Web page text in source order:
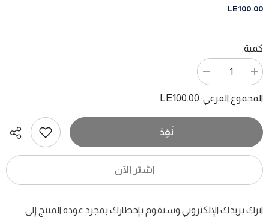
LE100.00
كمية:
تقليل
الكمية
ما
كنسلر
زيادة
الكمية
ما
؟
كنسلر
المجموع الفرعي:LE100.00
نَفِدَ
اشتر الآن
اترك بريدك الإلكتروني وسنقوم بإخطارك بمجرد عودة المنتج إلى